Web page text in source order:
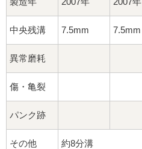
中央残溝 7.5mm 7.5mm
異常磨耗
傷・亀裂
パンク跡
その他 約8分溝